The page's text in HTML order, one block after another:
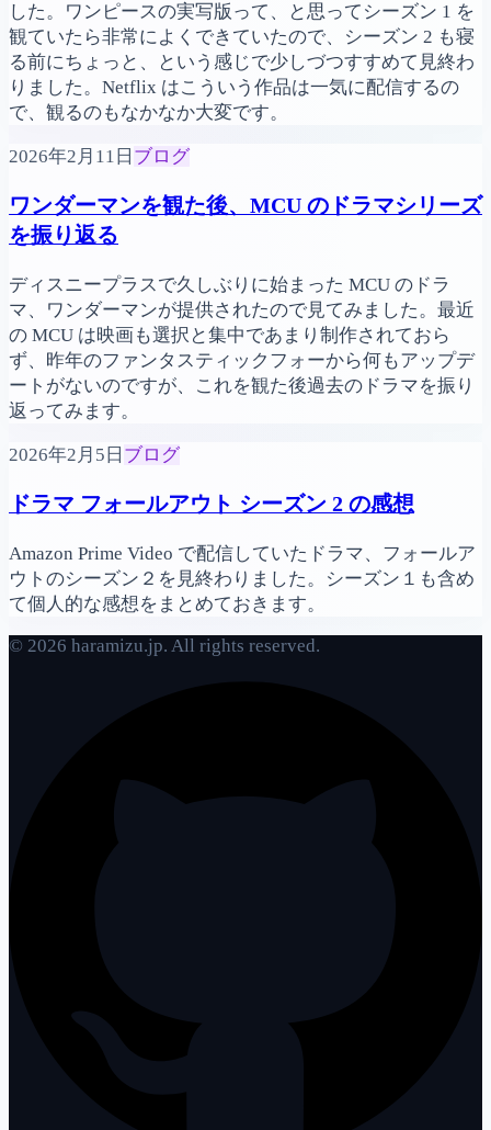
した。ワンピースの実写版って、と思ってシーズン 1 を
観ていたら非常によくできていたので、シーズン 2 も寝
る前にちょっと、という感じで少しづつすすめて見終わ
りました。Netflix はこういう作品は一気に配信するの
で、観るのもなかなか大変です。
2026年2月11日 ブログ
ワンダーマンを観た後、MCU のドラマシリーズ
を振り返る
ディスニープラスで久しぶりに始まった MCU のドラ
マ、ワンダーマンが提供されたので見てみました。最近
の MCU は映画も選択と集中であまり制作されておら
ず、昨年のファンタスティックフォーから何もアップデ
ートがないのですが、これを観た後過去のドラマを振り
返ってみます。
2026年2月5日 ブログ
ドラマ フォールアウト シーズン 2 の感想
Amazon Prime Video で配信していたドラマ、フォールア
ウトのシーズン２を見終わりました。シーズン１も含め
て個人的な感想をまとめておきます。
© 2026 haramizu.jp. All rights reserved.